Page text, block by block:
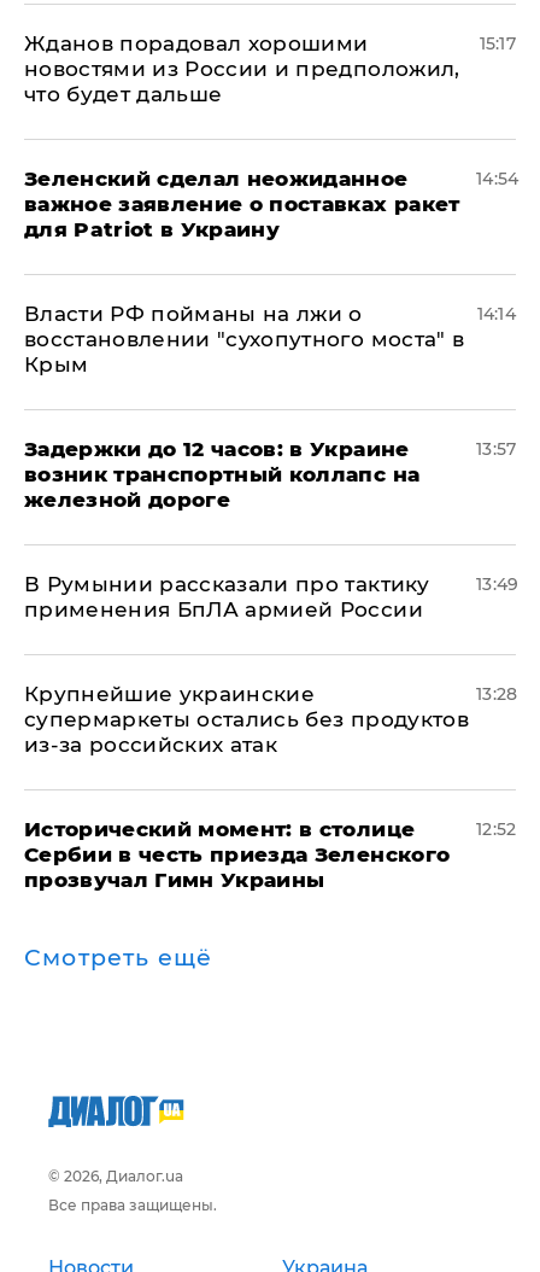
Жданов порадовал хорошими
новостями из России и предположил,
что будет дальше
15:17
Зеленский сделал неожиданное
важное заявление о поставках ракет
для Patriot в Украину
14:54
Власти РФ пойманы на лжи о
восстановлении "сухопутного моста" в
Крым
14:14
Задержки до 12 часов: в Украине
возник транспортный коллапс на
железной дороге
13:57
В Румынии рассказали про тактику
применения БпЛА армией России
13:49
Крупнейшие украинские
супермаркеты остались без продуктов
из-за российских атак
13:28
Исторический момент: в столице
Сербии в честь приезда Зеленского
прозвучал Гимн Украины
12:52
Смотреть ещё
© 2026, Диалог.ua
Все права защищены.